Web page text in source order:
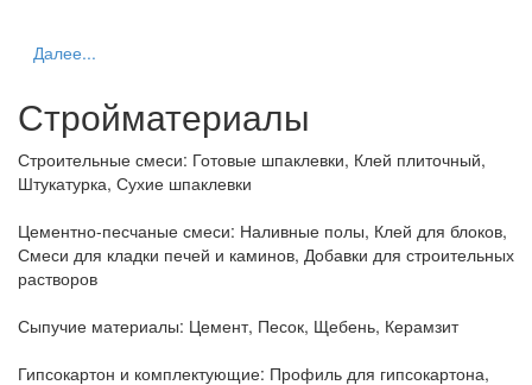
Далее...
Стройматериалы
Строительные смеси: Готовые шпаклевки, Клей плиточный,
Штукатурка, Сухие шпаклевки
Цементно-песчаные смеси: Наливные полы, Клей для блоков,
Смеси для кладки печей и каминов, Добавки для строительных
растворов
Сыпучие материалы: Цемент, Песок, Щебень, Керамзит
Гипсокартон и комплектующие: Профиль для гипсокартона,